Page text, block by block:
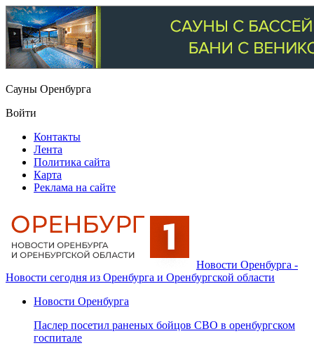
Сауны Оренбурга
Войти
Контакты
Лента
Политика сайта
Карта
Реклама на сайте
Новости Оренбурга -
Новости сегодня из Оренбурга и Оренбургской области
Новости Оренбурга
Паслер посетил раненых бойцов СВО в оренбургском
госпитале